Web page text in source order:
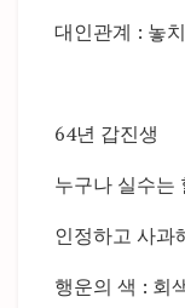
대인관계 : 놓
64년 갑진생
누구나 실수는
인정하고 사과
행운의 색 : 회